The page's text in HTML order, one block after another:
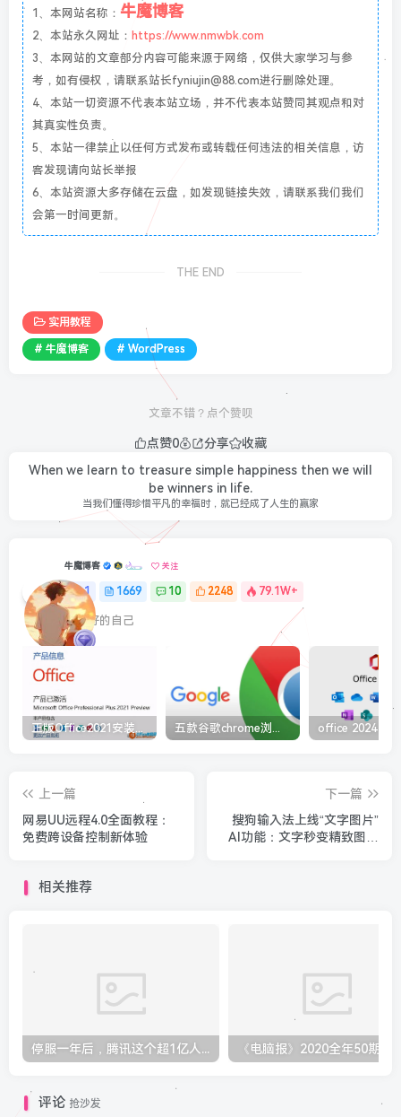
1、本网站名称： 牛魔博客
2、本站永久网址： https://www.nmwbk.com
3、本网站的文章部分内容可能来源于网络，仅供大家学习与参
考，如有侵权，请联系站长fyniujin@88.com进行删除处理。
4、本站一切资源不代表本站立场，并不代表本站赞同其观点和对
其真实性负责。
5、本站一律禁止以任何方式发布或转载任何违法的相关信息，访
客发现请向站长举报
6、本站资源大多存储在云盘，如发现链接失效，请联系我们我们
会第一时间更新。
THE END
实用教程
# 牛魔博客 # WordPress
文章不错？点个赞呗
点赞0 分享
收藏
When we learn to treasure simple happiness then we will
be winners in life.
当我们懂得珍惜平凡的幸福时，就已经成了人生的赢家
牛魔博客 关注
1 1669 10 2248 79.1W+
最最好的自己
五款谷歌chrome浏览器截图插件工具推荐
上一篇
网易UU远程4.0全面教程：
免费跨设备控制新体验
下一篇
搜狗输入法上线“文字图片”
AI功能：文字秒变精致图片
相关推荐
停服一年后，腾讯这个超1亿人使用的APP又回来了！
评论 抢沙发